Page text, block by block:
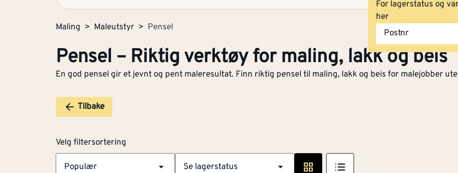
For lagerstatus og
her
Postnr
Maling Maleutstyr Pensel
Pensel – Riktig verktøy for maling, lakk og beis
En god pensel gir et jevnt og pent maleresultat. Finn riktig pensel til maling, lakk og beis for malejobber
Tilbake
Velg filtersortering
Populær Se lagerstatus